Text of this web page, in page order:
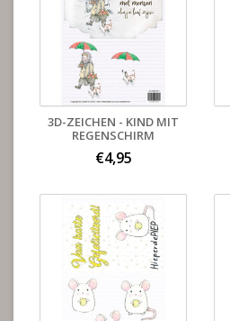
3D-ZEICHEN - KIND MIT
REGENSCHIRM
€4,95